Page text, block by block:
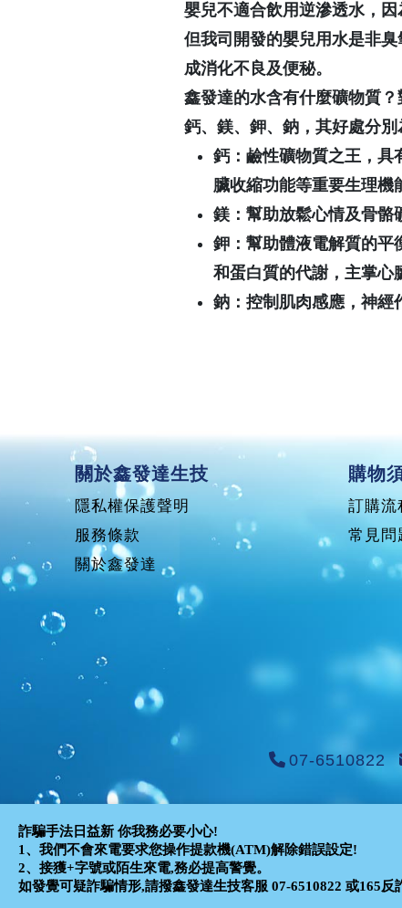
嬰兒不適合飲用逆滲透水，因
但我司開發的嬰兒用水是非
成消化不良及便秘。
鑫發達的水含有什麼礦物質？
鈣、鎂、鉀、鈉，其好處分別
鈣：鹼性礦物質之王，具
臟收縮功能等重要生理機
鎂：幫助放鬆心情及骨骼
鉀：幫助體液電解質的平
和蛋白質的代謝，主掌心
鈉：控制肌肉感應，神經
關於鑫發達生技
隱私權保護聲明
服務條款
關於鑫發達
購物
訂購流
常見問
07-6510822
詐騙手法日益新 你我務必要小心!
1、我們不會來電要求您操作提款機(ATM)解除錯誤設定!
2、接獲+字號或陌生來電,務必提高警覺。
如發覺可疑詐騙情形,請撥鑫發達生技客服 07-6510822 或165反